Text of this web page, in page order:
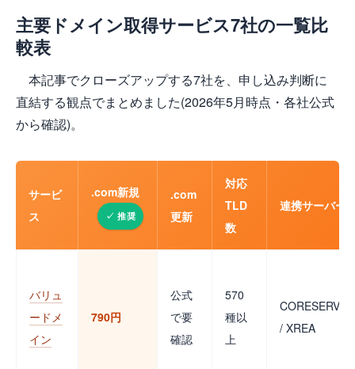
主要ドメイン取得サービス7社の一覧比
較表
本記事でクローズアップする7社を、申し込み判断に
直結する観点でまとめました(2026年5月時点・各社公式
から確認)。
サービ
ス
.com新規
.com
更新
対応
TLD
数
連携サーバー
バリュ
ードメ
イン
790円
公式
で要
確認
570
種以
上
CORESERVER
/ XREA